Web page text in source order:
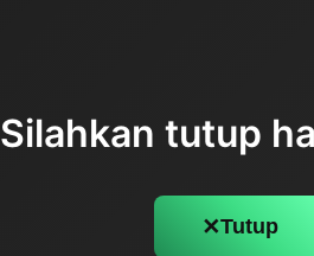
Silahkan tutup
✕Tutup